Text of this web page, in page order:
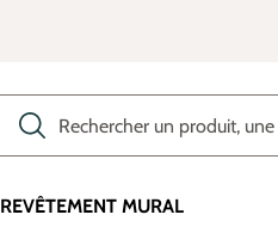
REVÊTEMENT MURAL